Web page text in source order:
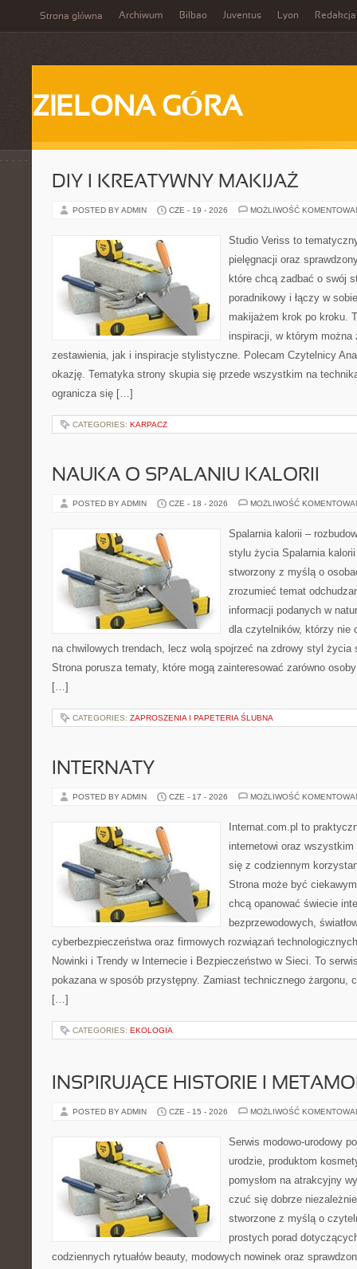
Strona główna Archiwum Bilbao Juventus Lyon Redakcja
ZIELONA GÓRA
DIY I KREATYWNY MAKIJAŻ
POSTED BY ADMIN CZE - 19 - 2026 MOŻLIWOŚĆ
Studio Veriss to
pielęgnacji oraz
które chcą zadbać o swój
poradnikowy i łączy w
makijażem krok po kroku.
inspiracji, w którym
zestawienia, jak i inspiracje stylistyczne. Polecam Czytelnicy
okazję. Tematyka strony skupia się przede wszystkim na
ogranicza się […]
CATEGORIES: KARPACZ
NAUKA O SPALANIU KALORII
POSTED BY ADMIN CZE - 18 - 2026 MOŻLIWOŚĆ
Spalarnia kalorii –
stylu życia Spalarnia
stworzony z myślą o
zrozumieć temat
informacji podanych w
dla czytelników, którzy nie
na chwilowych trendach, lecz wolą spojrzeć na zdrowy styl
Strona porusza tematy, które mogą zainteresować zarówno
[…]
CATEGORIES: ZAPROSZENIA I PAPETERIA ŚLUBNA
INTERNATY
POSTED BY ADMIN CZE - 17 - 2026 MOŻLIWOŚĆ
Internat.com.pl to
internetowi oraz
się z codziennym
Strona może być
chcą opanować świecie
bezprzewodowych,
cyberbezpieczeństwa oraz firmowych rozwiązań
Nowinki i Trendy w Internecie i Bezpieczeństwo w Sieci. To
pokazana w sposób przystępny. Zamiast technicznego żargonu,
[…]
CATEGORIES: EKOLOGIA
INSPIRUJĄCE HISTORIE I
POSTED BY ADMIN CZE - 15 - 2026 MOŻLIWOŚĆ
Serwis modowo-urodowy
urodzie, produktom
pomysłom na atrakcyjny
czuć się dobrze
stworzone z myślą o
prostych porad
codziennych rytuałów beauty, modowych nowinek oraz